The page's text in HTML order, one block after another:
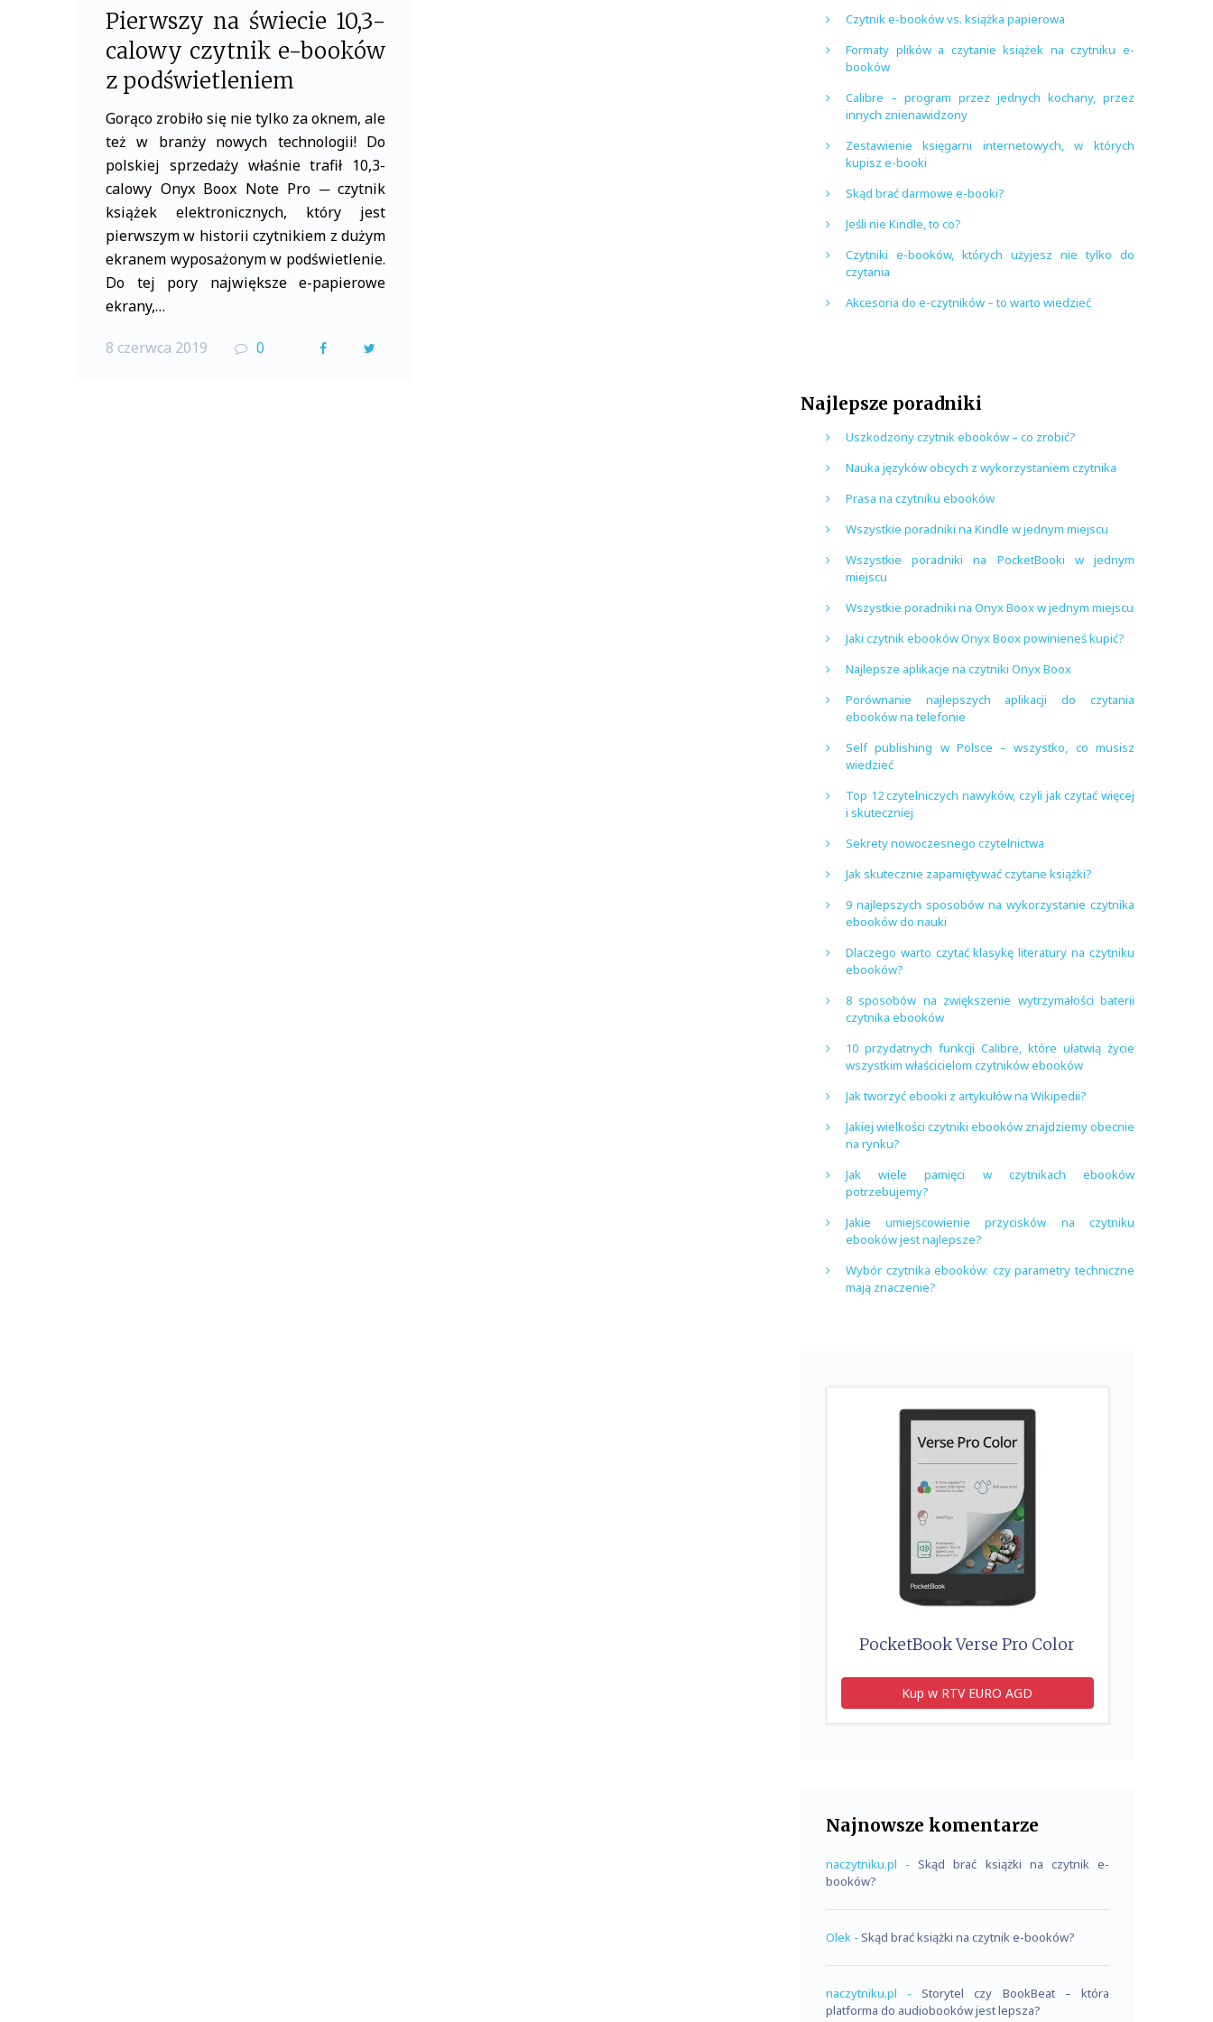
Pierwszy na świecie 10,3-
calowy czytnik e-booków
z podświetleniem
Gorąco zrobiło się nie tylko za oknem, ale
też w branży nowych technologii! Do
polskiej sprzedaży właśnie trafił 10,3-
calowy Onyx Boox Note Pro ─ czytnik
książek elektronicznych, który jest
pierwszym w historii czytnikiem z dużym
ekranem wyposażonym w podświetlenie.
Do tej pory największe e-papierowe
ekrany,…
8 czerwca 2019 0
F
Czytnik e-booków vs. książka papierowa
Formaty plików a czytanie książek na czytniku e-
booków
Calibre – program przez jednych kochany, przez
innych znienawidzony
Zestawienie księgarni internetowych, w których
kupisz e-booki
Skąd brać darmowe e-booki?
Jeśli nie Kindle, to co?
Czytniki e-booków, których użyjesz nie tylko do
czytania
Akcesoria do e-czytników – to warto wiedzieć
Najlepsze poradniki
Uszkodzony czytnik ebooków – co zrobić?
Nauka języków obcych z wykorzystaniem czytnika
Prasa na czytniku ebooków
Wszystkie poradniki na Kindle w jednym miejscu
Wszystkie poradniki na PocketBooki w jednym
miejscu
Wszystkie poradniki na Onyx Boox w jednym miejscu
Jaki czytnik ebooków Onyx Boox powinieneś kupić?
Najlepsze aplikacje na czytniki Onyx Boox
Porównanie najlepszych aplikacji do czytania
ebooków na telefonie
Self publishing w Polsce – wszystko, co musisz
wiedzieć
Top 12 czytelniczych nawyków, czyli jak czytać więcej
i skuteczniej
Sekrety nowoczesnego czytelnictwa
Jak skutecznie zapamiętywać czytane książki?
9 najlepszych sposobów na wykorzystanie czytnika
ebooków do nauki
Dlaczego warto czytać klasykę literatury na czytniku
ebooków?
8 sposobów na zwiększenie wytrzymałości baterii
czytnika ebooków
10 przydatnych funkcji Calibre, które ułatwią życie
wszystkim właścicielom czytników ebooków
Jak tworzyć ebooki z artykułów na Wikipedii?
Jakiej wielkości czytniki ebooków znajdziemy obecnie
na rynku?
Jak wiele pamięci w czytnikach ebooków
potrzebujemy?
Jakie umiejscowienie przycisków na czytniku
ebooków jest najlepsze?
Wybór czytnika ebooków: czy parametry techniczne
mają znaczenie?
PocketBook Verse Pro Color
Kup w RTV EURO AGD
Najnowsze komentarze
naczytniku.pl - Skąd brać książki na czytnik e-
booków?
Olek - Skąd brać książki na czytnik e-booków?
naczytniku.pl - Storytel czy BookBeat – która
platforma do audiobooków jest lepsza?